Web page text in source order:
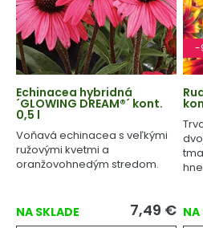
Echinacea hybridná
´GLOWING DREAM®´ kont.
0,5 l
Voňavá echinacea s veľkými
ružovými kvetmi a
oranžovohnedým stredom.
NA SKLADE 7,49 €
-
NA